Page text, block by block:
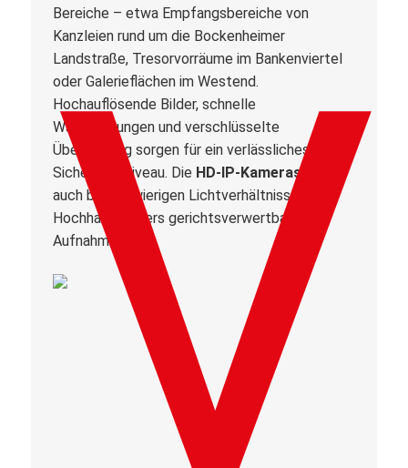
Bereiche – etwa Empfangsbereiche von
Kanzleien rund um die Bockenheimer
Landstraße, Tresorvorräume im Bankenviertel
oder Galerieflächen im Westend.
Hochauflösende Bilder, schnelle
Warnmeldungen und verschlüsselte
Übertragung sorgen für ein verlässliches
Sicherheitsniveau. Die HD-IP-Kameras
auch bei schwierigen Lichtverhältnissen in
Hochhaus-Foyers gerichtsverwertbare
Aufnahmen.